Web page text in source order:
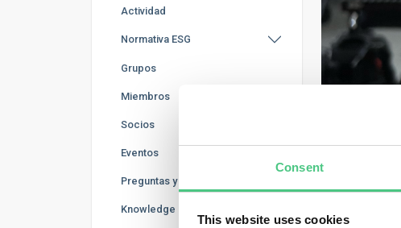
Consent
This website uses cookiesMEDIOS
Actividad
Normativa ESG
Grupos
Miembros
Socios
Eventos
Preguntas y Respuestas
Knowledge Base